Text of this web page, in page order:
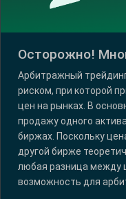
Осторожно!
Арбитражный
риском, при которой
цен на рынках. В
продажу одного
биржах. Поскольку
другой бирже
любая разница между
возможность для